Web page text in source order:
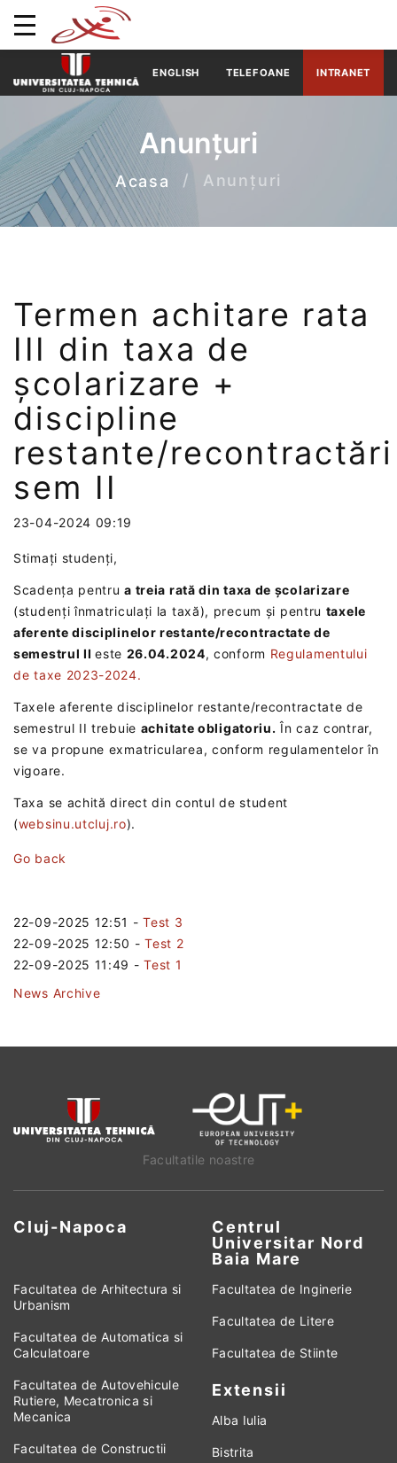
ENGLISH TELEFOANE INTRANET
Anunțuri
Acasa Anunțuri
Termen achitare rata
III din taxa de
școlarizare +
discipline
restante/recontractări
sem II
23-04-2024 09:19
Stimați studenți,
Scadența pentrua treia rată din taxa de școlarizare
(studenți înmatriculați la taxă), precum și pentru taxele
aferente disciplinelor restante/recontractate de
semestrul IIeste 26.04.2024, conform Regulamentului
de taxe 2023-2024.
Taxele aferente disciplinelor restante/recontractate de
semestrul II trebuie achitate obligatoriu. În caz contrar,
se va propune exmatricularea, conform regulamentelor în
vigoare.
Taxa se achită direct din contul de student
(websinu.utcluj.ro).
Go back
22-09-2025 12:51 -Test 3
22-09-2025 12:50 -Test 2
22-09-2025 11:49 -Test 1
News Archive
Facultatile noastre
Cluj-Napoca
Centrul
Universitar Nord
Baia Mare
Facultatea de Arhitectura si
Urbanism
Facultatea de Automatica si
Calculatoare
Facultatea de Autovehicule
Rutiere, Mecatronica si
Mecanica
Facultatea de Constructii
Facultatea de Inginerie
Facultatea de Litere
Facultatea de Stiinte
Extensii
Alba Iulia
Bistrita